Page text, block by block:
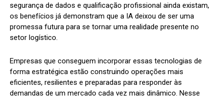
segurança de dados e qualificação profissional ainda existam,
os benefícios já demonstram que a IA deixou de ser uma
promessa futura para se tornar uma realidade presente no
setor logístico.
Empresas que conseguem incorporar essas tecnologias de
forma estratégica estão construindo operações mais
eficientes, resilientes e preparadas para responder às
demandas de um mercado cada vez mais dinâmico. Nesse